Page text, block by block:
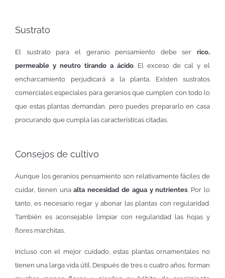
Sustrato
El sustrato para el geranio pensamiento debe ser rico,
permeable y neutro tirando a ácido. El exceso de cal y el
encharcamiento perjudicará a la planta. Existen sustratos
comerciales especiales para geranios que cumplen con todo lo
que estas plantas demandan, pero puedes prepararlo en casa
procurando que cumpla las características citadas.
Consejos de cultivo
Aunque los geranios pensamiento son relativamente fáciles de
cuidar, tienen unaalta necesidad de agua y nutrientes. Por lo
tanto, es necesario regar y abonar las plantas con regularidad.
También es aconsejable limpiar con regularidad las hojas y
flores marchitas.
Incluso con el mejor cuidado, estas plantas ornamentales no
tienen una larga vida útil. Después de tres o cuatro años, forman